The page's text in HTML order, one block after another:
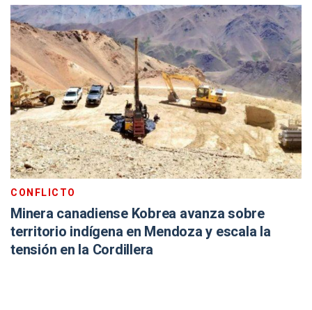
CONFLICTO
Minera canadiense Kobrea avanza sobre
territorio indígena en Mendoza y escala la
tensión en la Cordillera